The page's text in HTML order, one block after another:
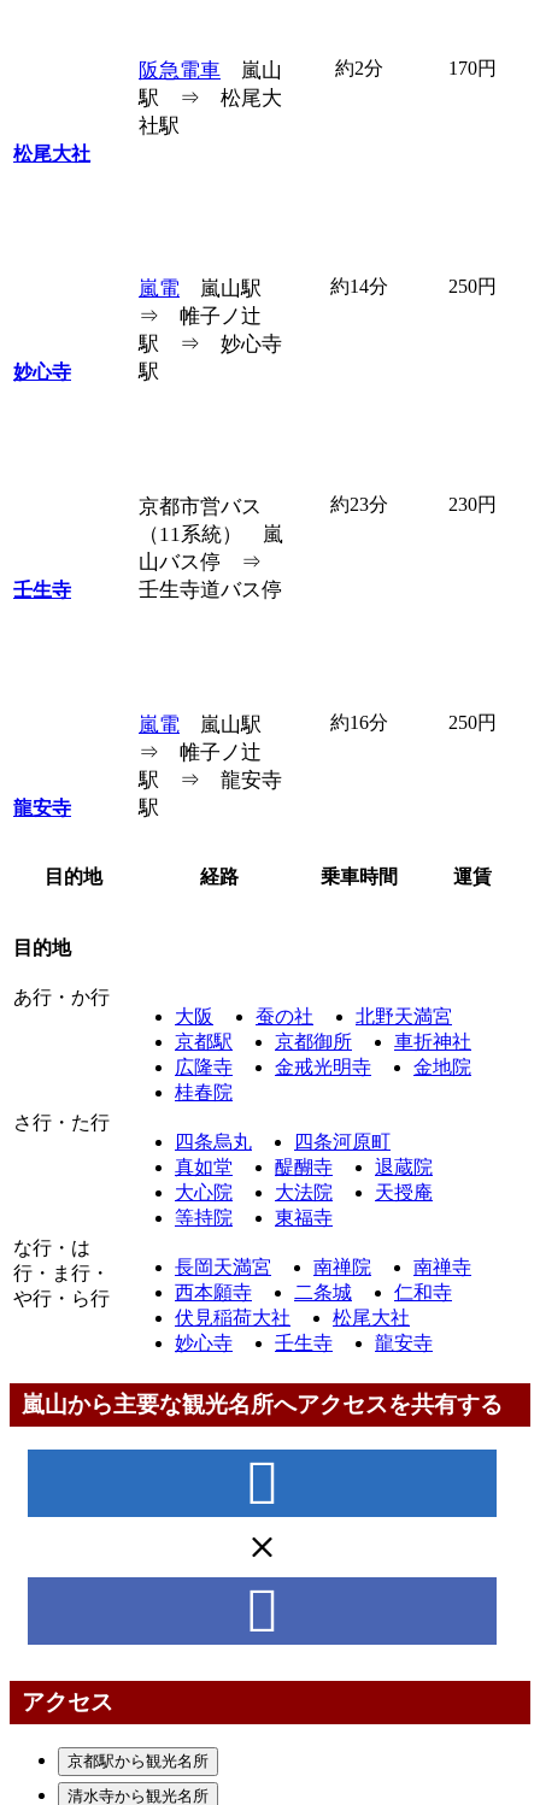
松尾大社
阪急電車 嵐山
駅 ⇒ 松尾大
社駅
約2分 170円
妙心寺
嵐電 嵐山駅
⇒ 帷子ノ辻
駅 ⇒ 妙心寺
駅
約14分 250円
壬生寺
京都市営バス
（11系統） 嵐
山バス停 ⇒
壬生寺道バス停
約23分 230円
龍安寺
嵐電 嵐山駅
⇒ 帷子ノ辻
駅 ⇒ 龍安寺
駅
約16分 250円
目的地 経路 乗車時間 運賃
目的地
あ行・か行
大阪
蚕の社
北野天満宮
京都駅
京都御所
車折神社
広隆寺
金戒光明寺
金地院
桂春院
さ行・た行
四条烏丸
四条河原町
真如堂
醍醐寺
退蔵院
大心院
大法院
天授庵
等持院
東福寺
な行・は
行・ま行・
や行・ら行
長岡天満宮 南禅院
南禅寺
西本願寺
二条城
仁和寺
伏見稲荷大社
松尾大社
妙心寺
壬生寺 龍安寺
嵐山から主要な観光名所へアクセスを共有する
アクセス
京都駅から観光名所
清水寺から観光名所